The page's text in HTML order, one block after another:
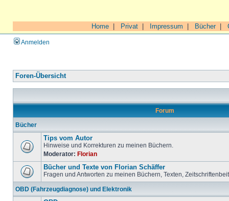
Home Privat Impressum Bücher|
Anmelden
Foren-Übersicht
Forum
Bücher
Tips vom Autor
Hinweise und Korrekturen zu meinen Büchern.
Moderator: Florian
Bücher und Texte von Florian Schäffer
Fragen und Antworten zu meinen Büchern, Texten,
OBD (Fahrzeugdiagnose) und Elektronik